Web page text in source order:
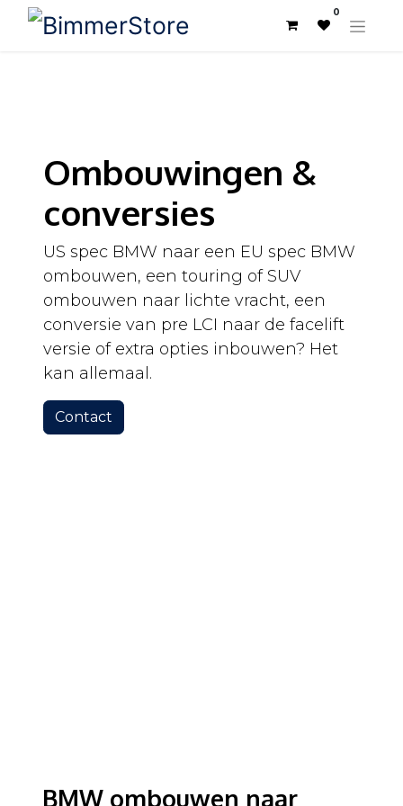
0
Ombouwingen &
conversies
US spec BMW naar een EU spec BMW
ombouwen, een touring of SUV
ombouwen naar lichte vracht, een
conversie van pre LCI naar de facelift
versie of extra opties inbouwen? Het
kan allemaal.
Contact
BMW ombouwen naar